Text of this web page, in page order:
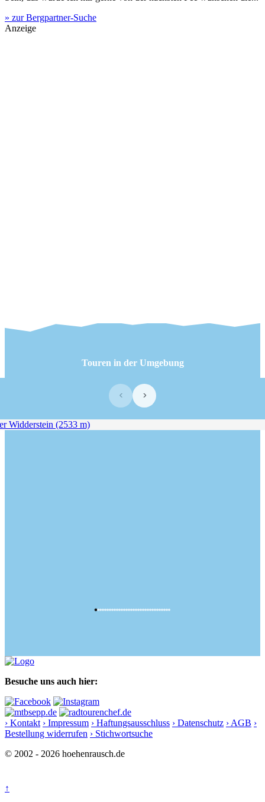
» zur Bergpartner-Suche
Anzeige
Touren in der Umgebung
‹ ›
Besuche uns auch hier:
› Kontakt › Impressum › Haftungsausschluss › Datenschutz › AGB ›
Bestellung widerrufen › Stichwortsuche
© 2002 - 2026 hoehenrausch.de
↑